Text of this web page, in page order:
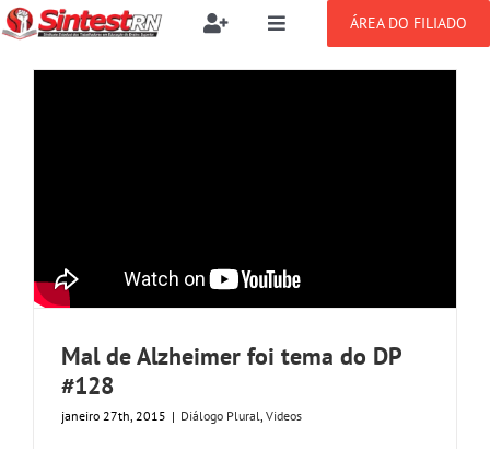
Ir
para
Toggle
Buscar
Setor jurídico
Toggle
CONGRESSOS
GREVE
ÁREA DO FILIADO
Mal de Alzheimer foi tema do DP
#128
janeiro 27th, 2015 | Diálogo Plural, Videos